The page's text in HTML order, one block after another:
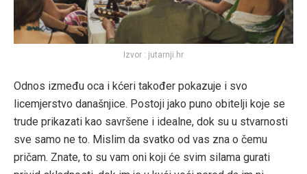
Izvor : jutarnji.hr
Odnos između oca i kćeri također pokazuje i svo
licemjerstvo današnjice. Postoji jako puno obitelji koje se
trude prikazati kao savršene i idealne, dok su u stvarnosti
sve samo ne to. Mislim da svatko od vas zna o čemu
pričam. Znate, to su vam oni koji će svim silama gurati